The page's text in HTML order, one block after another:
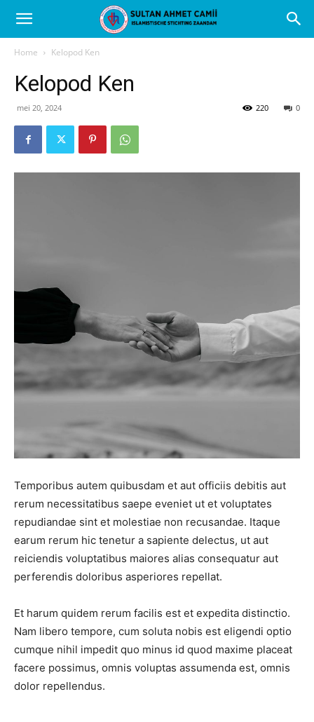
Home Kelopod Ken
Kelopod Ken
mei 20, 2024 0
220
Temporibus autem quibusdam et aut officiis debitis aut
rerum necessitatibus saepe eveniet ut et voluptates
repudiandae sint et molestiae non recusandae. Itaque
earum rerum hic tenetur a sapiente delectus, ut aut
reiciendis voluptatibus maiores alias consequatur aut
perferendis doloribus asperiores repellat.
Et harum quidem rerum facilis est et expedita distinctio.
Nam libero tempore, cum soluta nobis est eligendi optio
cumque nihil impedit quo minus id quod maxime placeat
facere possimus, omnis voluptas assumenda est, omnis
dolor repellendus.